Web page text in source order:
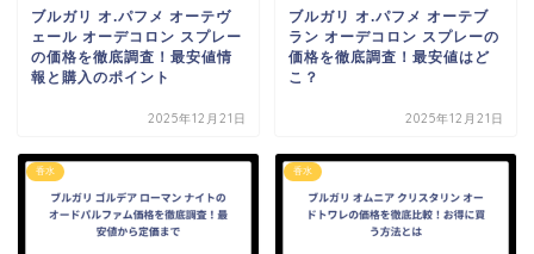
ブルガリ オ.パフメ オーテヴ
ェール オーデコロン スプレー
の価格を徹底調査！最安値情
報と購入のポイント
2025年12月21日
ブルガリ オ.パフメ オーテブ
ラン オーデコロン スプレーの
価格を徹底調査！最安値はど
こ？
2025年12月21日
香水 香水